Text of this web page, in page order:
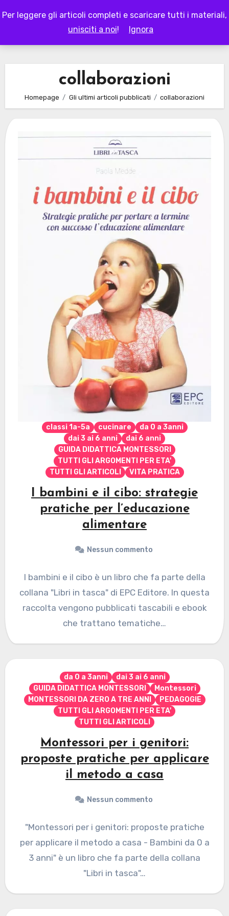
Per leggere gli articoli completi e scaricare tutti i materiali,
unisciti a noi! Ignora
to
LAPAPPADOLCE
collaborazioni
Homepage Gli ultimi articoli pubblicati collaborazioni
classi 1a-5a cucinare
da 0 a 3anni
dai 3 ai 6 anni
dai 6 anni
GUIDA DIDATTICA MONTESSORI
TUTTI GLI ARGOMENTI PER ETA'
TUTTI GLI ARTICOLI
VITA PRATICA
I bambini e il cibo: strategie
pratiche per l’educazione
alimentare
Nessun commento
I bambini e il cibo è un libro che fa parte della
collana "Libri in tasca" di EPC Editore. In questa
raccolta vengono pubblicati tascabili e ebook
che trattano tematiche…
da 0 a 3anni
dai 3 ai 6 anni
GUIDA DIDATTICA MONTESSORI
Montessori
MONTESSORI DA ZERO A TRE ANNI
PEDAGOGIE
TUTTI GLI ARGOMENTI PER ETA'
TUTTI GLI ARTICOLI
Montessori per i genitori:
proposte pratiche per applicare
il metodo a casa
Nessun commento
"Montessori per i genitori: proposte pratiche
per applicare il metodo a casa - Bambini da 0 a
3 anni" è un libro che fa parte della collana
"Libri in tasca"…